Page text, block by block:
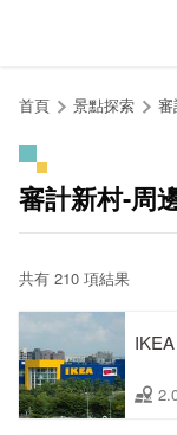
首頁 景點探索
審計新村-周
共有 210 項結果